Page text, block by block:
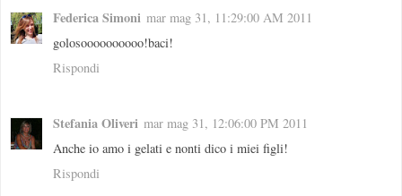
Federica Simoni mar mag 31, 11:29:00 AM 2011
golosoooooooooo!baci!
Rispondi
Stefania Oliveri mar mag 31, 12:06:00 PM 2011
Anche io amo i gelati e nonti dico i miei figli!
Rispondi